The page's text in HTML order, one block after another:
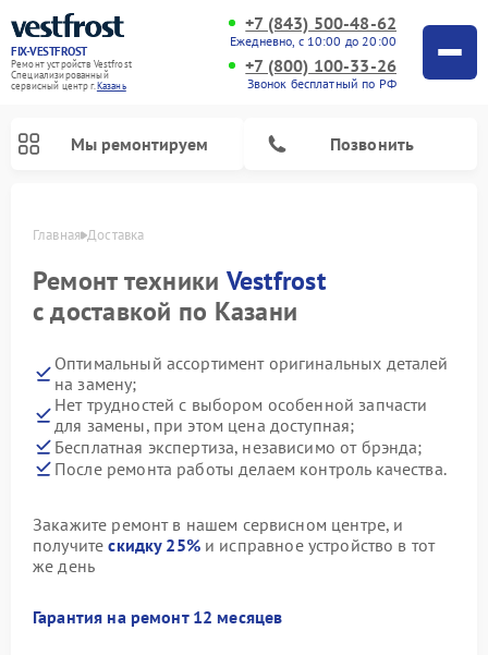
FIX-VESTFROST
Ремонт устройств Vestfrost
Специализированный
cервисный центр г.Казань
+7 (843) 500-48-62
Ежедневно, с 10:00 до 20:00
+7 (800) 100-33-26
Звонок бесплатный по РФ
Мы ремонтируем Позвонить
Главная Доставка
Ремонт техники Vestfrost
с доставкой по Казани
Оптимальный ассортимент оригинальных деталей
на замену;
Нет трудностей с выбором особенной запчасти
для замены, при этом цена доступная;
Бесплатная экспертиза, независимо от брэнда;
После ремонта работы делаем контроль качества.
Закажите ремонт в нашем сервисном центре, и
получитескидку 25%и исправное устройство в тот
же день
Гарантия на ремонт 12 месяцев